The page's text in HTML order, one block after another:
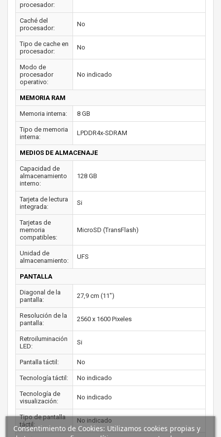
procesador:
Caché del
procesador:
No
Tipo de cache en
procesador:
No
Modo de
procesador
operativo:
No indicado
MEMORIA RAM
Memoria interna: 8 GB
Tipo de memoria
interna:
LPDDR4x-SDRAM
MEDIOS DE ALMACENAJE
Capacidad de
almacenamiento
interno:
128 GB
Tarjeta de lectura
integrada:
Si
Tarjetas de
memoria
compatibles:
MicroSD (TransFlash)
Unidad de
almacenamiento:
UFS
PANTALLA
Diagonal de la
pantalla:
27,9 cm (11")
Resolución de la
pantalla:
2560 x 1600 Pixeles
Retroiluminación
LED:
Si
Pantalla táctil: No
Tecnología táctil: No indicado
Tecnología de
visualización:
No indicado
Tipo de pantalla
táctil:
No indicado
Consentimiento de Cookies: Utilizamos cookies propias y